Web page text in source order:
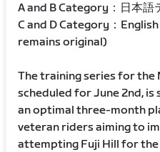
A and B Category：日本語
C and D Category：
remains original)
The training series for the
scheduled for June 2nd,
an optimal three-month
veteran riders aiming to
attempting Fuji Hill for